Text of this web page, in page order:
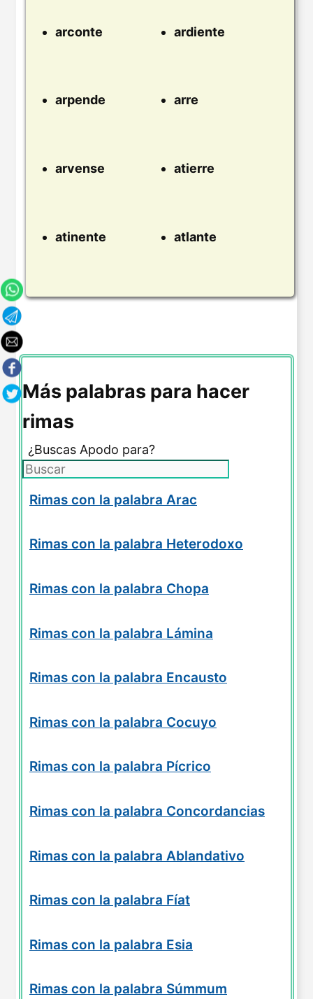
arconte ardiente
arpende arre
arvense atierre
atinente atlante
Más palabras para hacer
rimas
¿Buscas Apodo para?
Rimas con la palabra Arac
Rimas con la palabra Heterodoxo
Rimas con la palabra Chopa
Rimas con la palabra Lámina
Rimas con la palabra Encausto
Rimas con la palabra Cocuyo
Rimas con la palabra Pícrico
Rimas con la palabra Concordancias
Rimas con la palabra Ablandativo
Rimas con la palabra Fíat
Rimas con la palabra Esia
Rimas con la palabra Súmmum